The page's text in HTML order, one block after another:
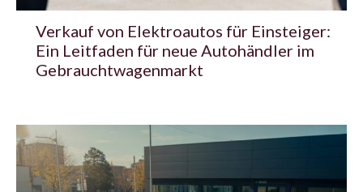
Verkauf von Elektroautos für Einsteiger:
Ein Leitfaden für neue Autohändler im
Gebrauchtwagenmarkt